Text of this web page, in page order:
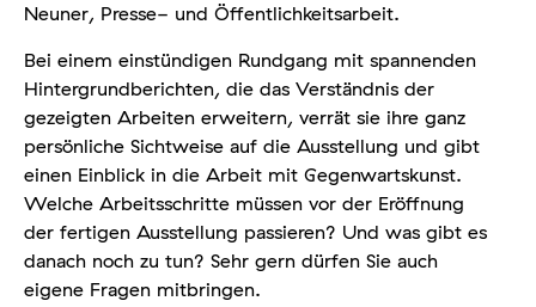
Neuner, Presse- und Öffentlichkeitsarbeit.
Bei einem einstündigen Rundgang mit spannenden
Hintergrundberichten, die das Verständnis der
gezeigten Arbeiten erweitern, verrät sie ihre ganz
persönliche Sichtweise auf die Ausstellung und gibt
einen Einblick in die Arbeit mit Gegenwartskunst.
Welche Arbeitsschritte müssen vor der Eröffnung
der fertigen Ausstellung passieren? Und was gibt es
danach noch zu tun? Sehr gern dürfen Sie auch
eigene Fragen mitbringen.